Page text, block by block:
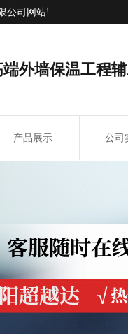
公司网站!
端外墙保温工程
产品展示 公司